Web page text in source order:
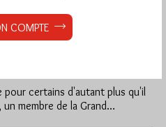
en Franc-
pour certains d'autant plus qu'il
membre de la Grand…
COMPTE